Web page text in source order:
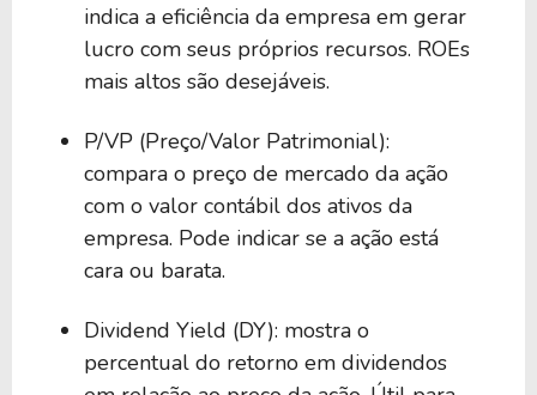
indica a eficiência da empresa em gerar
lucro com seus próprios recursos. ROEs
mais altos são desejáveis.
P/VP (Preço/Valor Patrimonial):
compara o preço de mercado da ação
com o valor contábil dos ativos da
empresa. Pode indicar se a ação está
cara ou barata.
Dividend Yield (DY): mostra o
percentual do retorno em dividendos